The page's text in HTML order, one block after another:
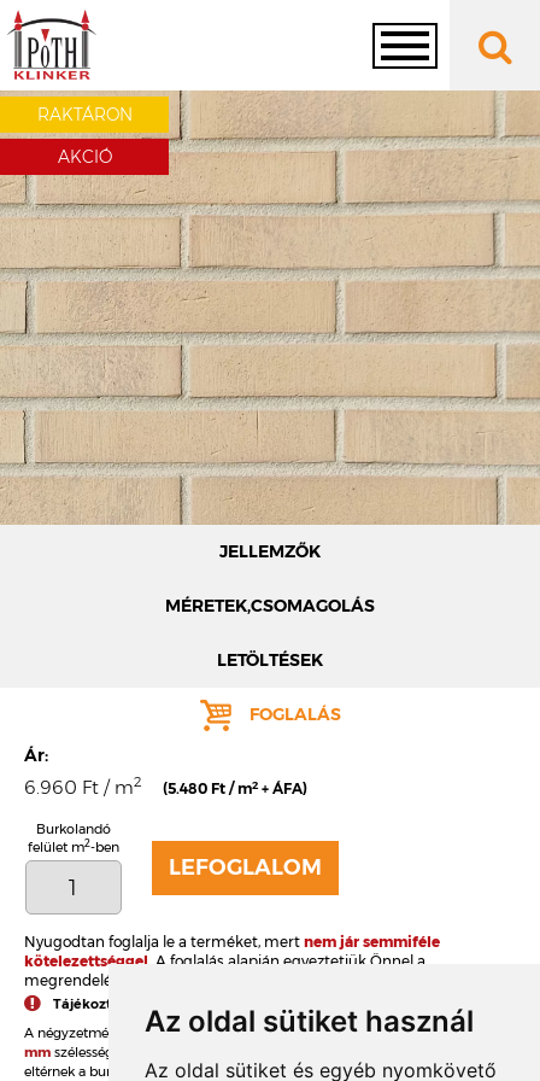
Az oldal sütiket használ
Az oldal sütiket és egyéb nyomkövető
Toggle
navigation
RAKTÁRON
AKCIÓ
JELLEMZŐK
MÉRETEK,CSOMAGOLÁS
LETÖLTÉSEK
FOGLALÁS
KIEGÉSZÍTŐK
DOBOZOLÁS
TÖMEG
RAKLAPTÖMEG
DARABSÚLY
Ár:
6.960 Ft / m2 (5.480 Ft / m2 + ÁFA)
Burkolandó
felület m2-ben
LEFOGLALOM
Nyugodtan foglalja le a terméket, mert nem jár semmiféle
kötelezettséggel. A foglalás alapján egyeztetjük Önnel a
megrendelés, a szállítás és fizetés részleteit.
Tájékoztató az ajánlott fugaszélességről
A négyzetméterár
54 db/m2 anyagfelhasználással, az ajánlott10
mm szélességű fugákkal értendő. Amennyiben ettől a fugamérettől
eltérnek a burkolásnál, akkor több vagy kevesebb anyagra lesz